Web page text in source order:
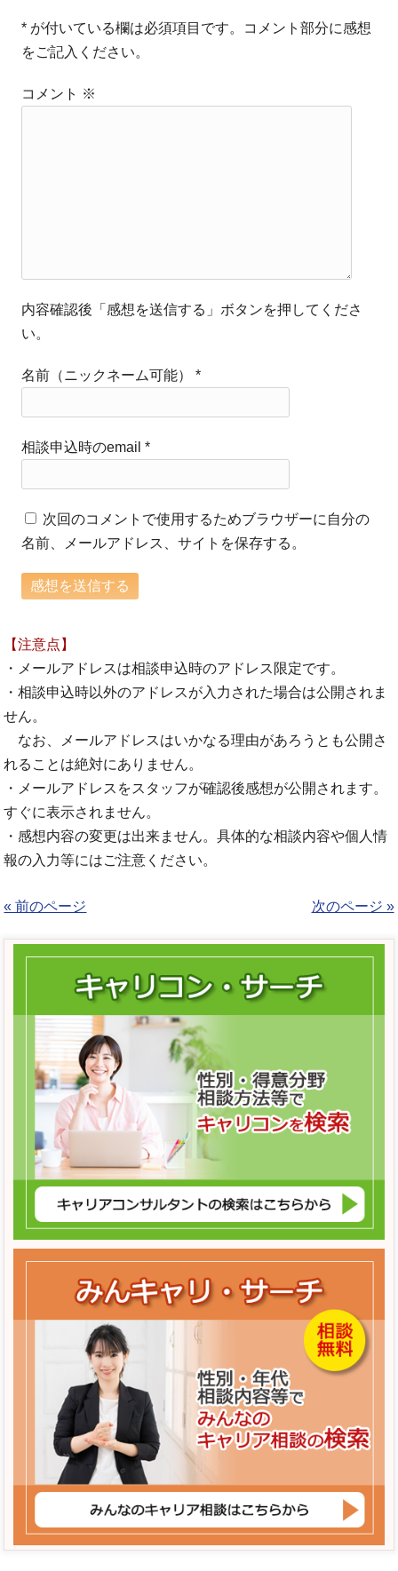
* が付いている欄は必須項目です。コメント部分に感想
をご記入ください。
コメント ※
内容確認後「感想を送信する」ボタンを押してくださ
い。
名前（ニックネーム可能）*
相談申込時のemail*
次回のコメントで使用するためブラウザーに自分の
名前、メールアドレス、サイトを保存する。
【注意点】
・メールアドレスは相談申込時のアドレス限定です。
・相談申込時以外のアドレスが入力された場合は公開されま
せん。
なお、メールアドレスはいかなる理由があろうとも公開さ
れることは絶対にありません。
・メールアドレスをスタッフが確認後感想が公開されます。
すぐに表示されません。
・感想内容の変更は出来ません。具体的な相談内容や個人情
報の入力等にはご注意ください。
« 前のページ 次のページ »